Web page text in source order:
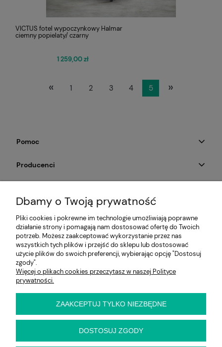
VICTUS fotel wypoczynkowy Halmar
ciemny popielaty/ czarny
1 259,00 zł
« 1 2 3 4 5 »
Pomoc
Producenci
Informacje
E-KRZESŁO
Biuro handlowe (bez ekspozycji). Prosimy o wcześniejszy
kontakt przed wizytą
ul. Cynamonowa 2,
woj. dolnośląskie
Dbamy o Twoją prywatność
Pliki cookies i pokrewne im technologie umożliwiają poprawne
działanie strony i pomagają nam dostosować ofertę do Twoich
potrzeb. Możesz zaakceptować wykorzystanie przez nas
wszystkich tych plików i przejść do sklepu lub dostosować
użycie plików do swoich preferencji, wybierając opcję "Dostosuj
zgody".
Więcej o plikach cookies przeczytasz w naszej Polityce
prywatności.
ZAAKCEPTUJ TYLKO NIEZBĘDNE
DOSTOSUJ ZGODY